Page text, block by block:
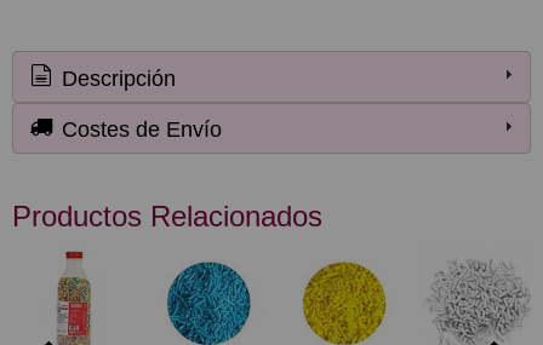
Descripción
Costes de Envío
Productos Relacionados